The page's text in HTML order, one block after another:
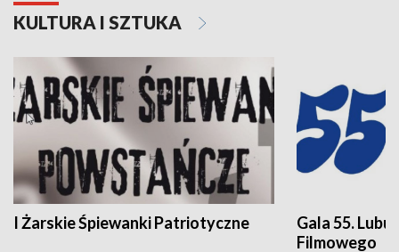
KULTURA I SZTUKA
I Żarskie Śpiewanki Patriotyczne
Gala 55.
Filmowego